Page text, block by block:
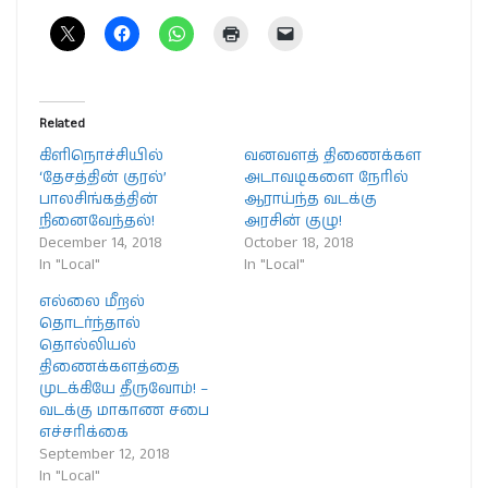
Related
கிளிநொச்சியில்
‘தேசத்தின் குரல்’
பாலசிங்கத்தின்
நினைவேந்தல்!
December 14, 2018
In "Local"
வனவளத் திணைக்கள
அடாவடிகளை நேரில்
ஆராய்ந்த வடக்கு
அரசின் குழு!
October 18, 2018
In "Local"
எல்லை மீறல்
தொடர்ந்தால்
தொல்லியல்
திணைக்களத்தை
முடக்கியே தீருவோம்! –
வடக்கு மாகாண சபை
எச்சரிக்கை
September 12, 2018
In "Local"